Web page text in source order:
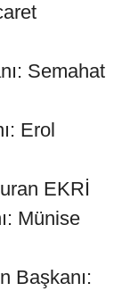
Semahat
Erol
EKRİ
Münise
Başkanı: